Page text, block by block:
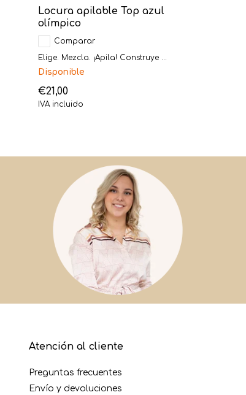
Locura apilable Top azul
olímpico
Comparar
Elige. Mezcla. ¡Apila! Construye ...
Disponible
€21,00
IVA incluido
Atención al cliente
Preguntas frecuentes
Envío y devoluciones